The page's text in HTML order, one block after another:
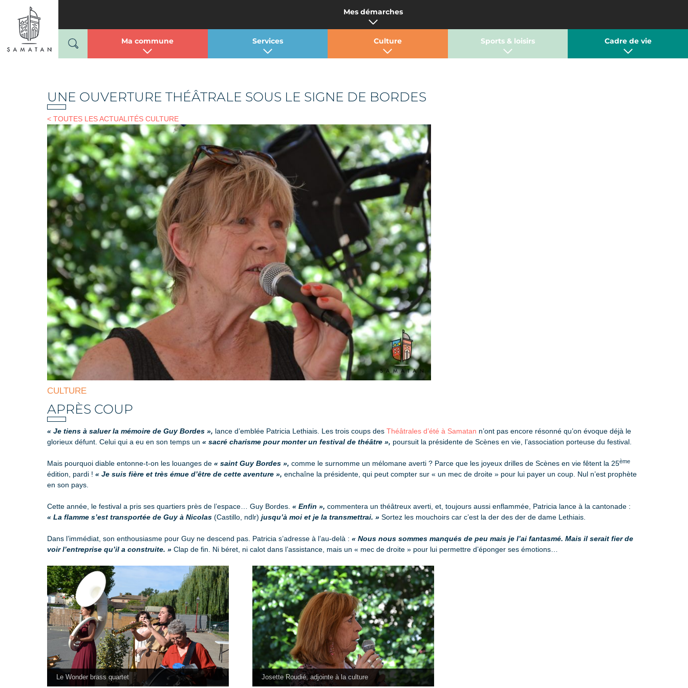
contenu
Mes démarches
Ma commune Services Culture Sports & loisirs Cadre de vie
UNE OUVERTURE THÉÂTRALE SOUS LE SIGNE DE BORDES
< TOUTES LES ACTUALITÉS CULTURE
CULTURE
APRÈS COUP
« Je tiens à saluer la mémoire de Guy Bordes », lance d’emblée Patricia Lethiais. Les trois coups des Théâtrales d’été à Samatan n’ont pas encore résonné qu’on évoque déjà le
glorieux défunt. Celui qui a eu en son temps un « sacré charisme pour monter un festival de théâtre », poursuit la présidente de Scènes en vie, l’association porteuse du festival.
Mais pourquoi diable entonne-t-on les louanges de « saint Guy Bordes », comme le surnomme un mélomane averti ? Parce que les joyeux drilles de Scènes en vie fêtent la 25ème
édition, pardi ! « Je suis fière et très émue d’être de cette aventure », enchaîne la présidente, qui peut compter sur « un mec de droite » pour lui payer un coup. Nul n’est prophète
en son pays.
Cette année, le festival a pris ses quartiers près de l’espace… Guy Bordes. « Enfin », commentera un théâtreux averti, et, toujours aussi enflammée, Patricia lance à la cantonade :
« La flamme s’est transportée de Guy à Nicolas (Castillo, ndlr) jusqu’à moi et je la transmettrai. » Sortez les mouchoirs car c’est la der des der de dame Lethiais.
Dans l’immédiat, son enthousiasme pour Guy ne descend pas. Patricia s’adresse à l’au-delà : « Nous nous sommes manqués de peu mais je l’ai fantasmé. Mais il serait fier de
voir l’entreprise qu’il a construite. » Clap de fin. Ni béret, ni calot dans l’assistance, mais un « mec de droite » pour lui permettre d’éponger ses émotions…
Le Wonder brass quartet Josette Roudié, adjointe à la culture